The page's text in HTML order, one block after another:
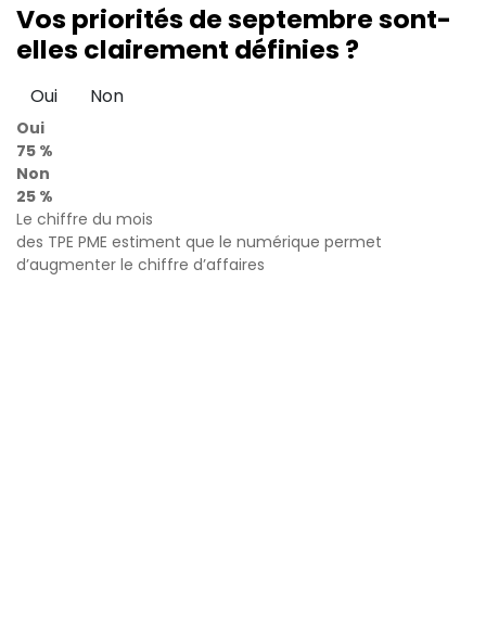
Vos priorités de septembre sont-
elles clairement définies ?
Oui Non
Oui
75 %
Non
25 %
Le chiffre du mois
des TPE PME estiment que le numérique permet
d’augmenter le chiffre d’affaires